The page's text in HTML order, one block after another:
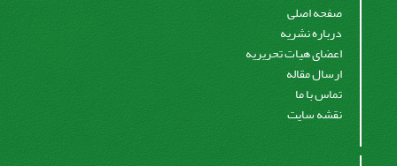
صفحه اصلی
درباره نشریه
اعضای هیات تحریریه
ارسال مقاله
تماس با ما
نقشه سایت